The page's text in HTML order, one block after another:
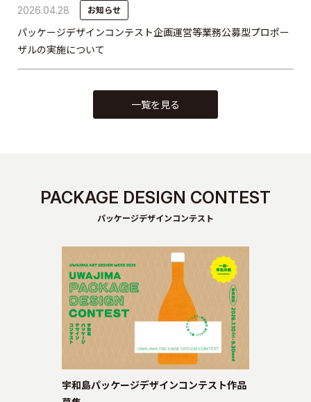
2026.04.28 お知らせ
パッケージデザインコンテスト企画運営等業務公募型プロポー
ザルの実施について
一覧を見る
PACKAGE DESIGN CONTEST
パッケージデザインコンテスト
宇和島パッケージデザインコンテスト作品